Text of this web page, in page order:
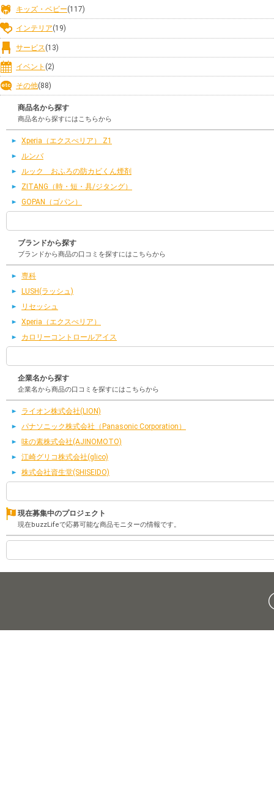
キッズ・ベビー(117)
インテリア(19)
サービス (13)
イベント (2)
その他(88)
商品名から探す
商品名から探すにはこちらから
Xperia（エクスぺリア） Z1
ルンバ
ルック おふろの防カビくん煙剤
ZITANG（時・短・具/ジタング）
GOPAN（ゴパン）
ブランドから探す
ブランドから商品の口コミを探すにはこちらから
専科
LUSH(ラッシュ)
リセッシュ
Xperia（エクスぺリア）
カロリーコントロールアイス
企業名から探す
企業名から商品の口コミを探すにはこちらから
ライオン株式会社(LION)
パナソニック株式会社（Panasonic Corporation）
味の素株式会社(AJINOMOTO)
江崎グリコ株式会社(glico)
株式会社資生堂(SHISEIDO)
現在募集中のプロジェクト
現在buzzLifeで応募可能な商品モニターの情報です。